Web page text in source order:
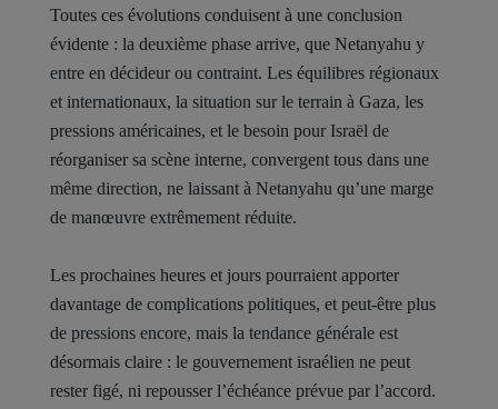
Toutes ces évolutions conduisent à une conclusion
évidente : la deuxième phase arrive, que Netanyahu y
entre en décideur ou contraint. Les équilibres régionaux
et internationaux, la situation sur le terrain à Gaza, les
pressions américaines, et le besoin pour Israël de
réorganiser sa scène interne, convergent tous dans une
même direction, ne laissant à Netanyahu qu’une marge
de manœuvre extrêmement réduite.
Les prochaines heures et jours pourraient apporter
davantage de complications politiques, et peut-être plus
de pressions encore, mais la tendance générale est
désormais claire : le gouvernement israélien ne peut
rester figé, ni repousser l’échéance prévue par l’accord.